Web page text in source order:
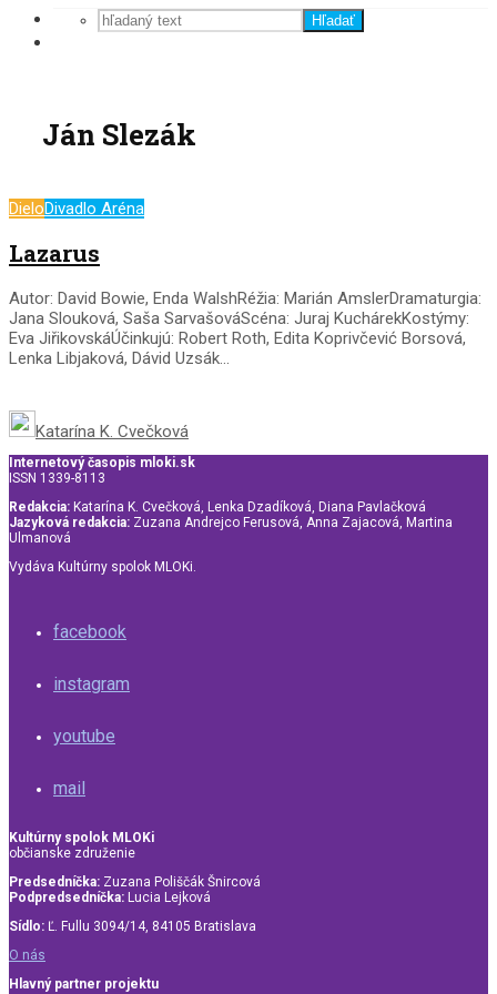
Hľadať
Ján Slezák
DieloDivadlo Aréna
Lazarus
Autor: David Bowie, Enda WalshRéžia: Marián AmslerDramaturgia:
Jana Slouková, Saša SarvašováScéna: Juraj KuchárekKostýmy:
Eva JiřikovskáÚčinkujú: Robert Roth, Edita Koprivčević Borsová,
Lenka Libjaková, Dávid Uzsák...
Katarína K. Cvečková
Internetový časopis mloki.sk
ISSN 1339-8113
Redakcia: Katarína K. Cvečková, Lenka Dzadíková, Diana Pavlačková
Jazyková redakcia: Zuzana Andrejco Ferusová, Anna Zajacová, Martina
Ulmanová
Vydáva Kultúrny spolok MLOKi.
facebook
instagram
youtube
mail
Kultúrny spolok MLOKi
občianske združenie
Predsedníčka: Zuzana Poliščák Šnircová
Podpredsedníčka: Lucia Lejková
Sídlo: Ľ. Fullu 3094/14, 84105 Bratislava
O nás
Hlavný partner projektu